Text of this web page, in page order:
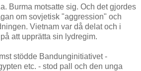
Burma motsatte sig. Och det gjordes
om sovjetisk "aggression" och
Vietnam var då delat och i
att upprätta sin lydregim.
stödde Bandunginitiativet -
etc. - stod pall och den unga